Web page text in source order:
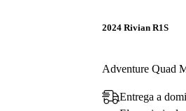
2024 Rivian R1S
Adventure Quad
Entrega a